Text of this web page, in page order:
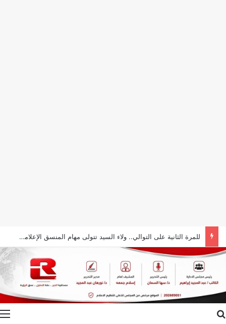
للمرة الثانية على التوالي.. ولاء السيد تتولى مهام المنسق الإعلامي لمهرجان “الأفضل بين الأفضل” في دورته الخامسة